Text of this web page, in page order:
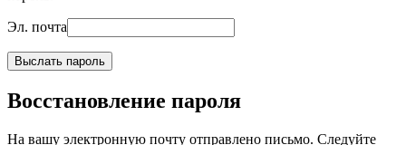
Эл. почта
Выслать пароль
Восстановление пароля
На вашу электронную почту отправлено письмо. Следуйте